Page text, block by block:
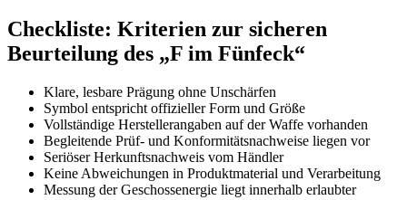
Checkliste: Kriterien zur sicheren
Beurteilung des „F im Fünfeck“
Klare, lesbare Prägung ohne Unschärfen
Symbol entspricht offizieller Form und Größe
Vollständige Herstellerangaben auf der Waffe vorhanden
Begleitende Prüf- und Konformitätsnachweise liegen vor
Seriöser Herkunftsnachweis vom Händler
Keine Abweichungen in Produktmaterial und Verarbeitung
Messung der Geschossenergie liegt innerhalb erlaubter